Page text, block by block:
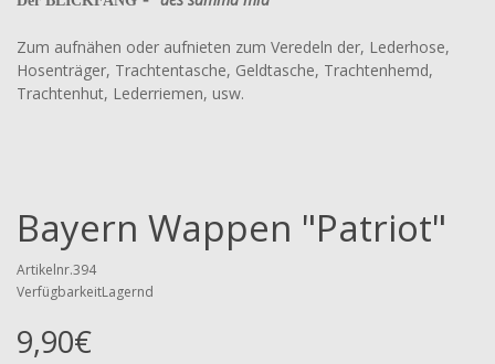
Zum aufnähen oder aufnieten zum Veredeln der, Lederhose,
Hosenträger, Trachtentasche, Geldtasche, Trachtenhemd,
Trachtenhut, Lederriemen, usw.
Bayern Wappen "Patriot"
Artikelnr.394
VerfügbarkeitLagernd
9,90€